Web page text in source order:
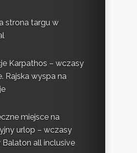
strona targu w
Karpathos – wczasy
Rajska wyspa na
miejsce na
urlop – wczasy
all inclusive